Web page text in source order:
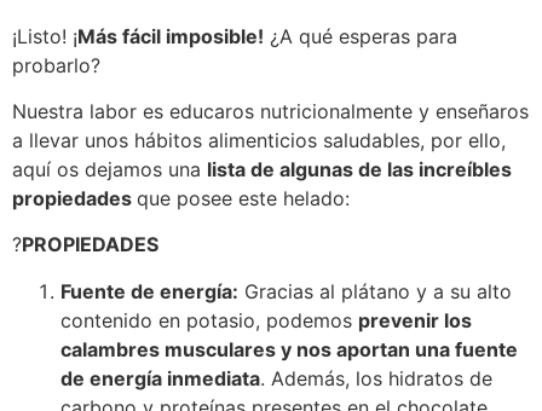
¡Listo! ¡Más fácil imposible! ¿A qué esperas para
probarlo?
Nuestra labor es educaros nutricionalmente y enseñaros
a llevar unos hábitos alimenticios saludables, por ello,
aquí os dejamos una lista de algunas de las increíbles
propiedades que posee este helado:
?PROPIEDADES
Fuente de energía: Gracias al plátano y a su alto
contenido en potasio, podemos prevenir los
calambres musculares y nos aportan una fuente
de energía inmediata. Además, los hidratos de